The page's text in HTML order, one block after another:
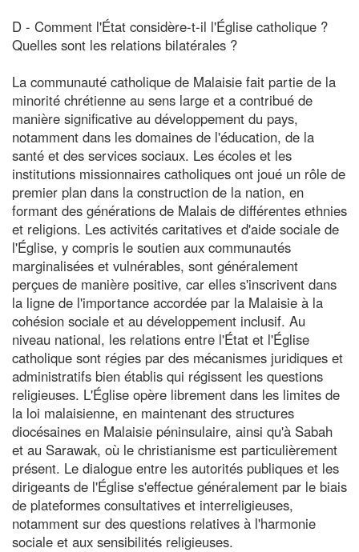
D - Comment l'État considère-t-il l'Église catholique ?
Quelles sont les relations bilatérales ?
La communauté catholique de Malaisie fait partie de la
minorité chrétienne au sens large et a contribué de
manière significative au développement du pays,
notamment dans les domaines de l'éducation, de la
santé et des services sociaux. Les écoles et les
institutions missionnaires catholiques ont joué un rôle de
premier plan dans la construction de la nation, en
formant des générations de Malais de différentes ethnies
et religions. Les activités caritatives et d'aide sociale de
l'Église, y compris le soutien aux communautés
marginalisées et vulnérables, sont généralement
perçues de manière positive, car elles s'inscrivent dans
la ligne de l'importance accordée par la Malaisie à la
cohésion sociale et au développement inclusif. Au
niveau national, les relations entre l'État et l'Église
catholique sont régies par des mécanismes juridiques et
administratifs bien établis qui régissent les questions
religieuses. L'Église opère librement dans les limites de
la loi malaisienne, en maintenant des structures
diocésaines en Malaisie péninsulaire, ainsi qu'à Sabah
et au Sarawak, où le christianisme est particulièrement
présent. Le dialogue entre les autorités publiques et les
dirigeants de l'Église s'effectue généralement par le biais
de plateformes consultatives et interreligieuses,
notamment sur des questions relatives à l'harmonie
sociale et aux sensibilités religieuses.